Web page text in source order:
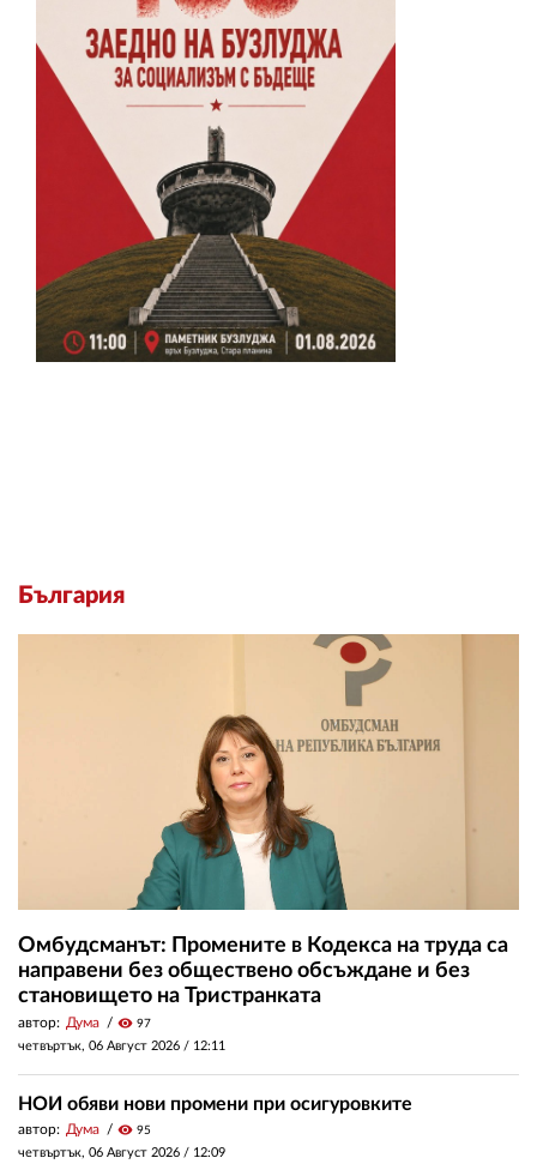
България
Омбудсманът: Промените в Кодекса на труда са
направени без обществено обсъждане и без
становището на Тристранката
автор: Дума visibility 97
четвъртък, 06 Август 2026 / 12:11
НОИ обяви нови промени при осигуровките
автор: Дума visibility 95
четвъртък, 06 Август 2026 / 12:09